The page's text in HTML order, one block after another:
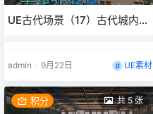
UE古代场景（17）古代城内城
admin · 9月22日 UE素材
共 5 张
积分